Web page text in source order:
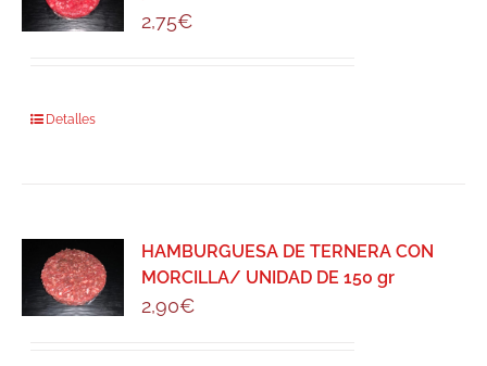
2,75€
Detalles
HAMBURGUESA DE TERNERA CON
MORCILLA/ UNIDAD DE 150 gr
2,90€